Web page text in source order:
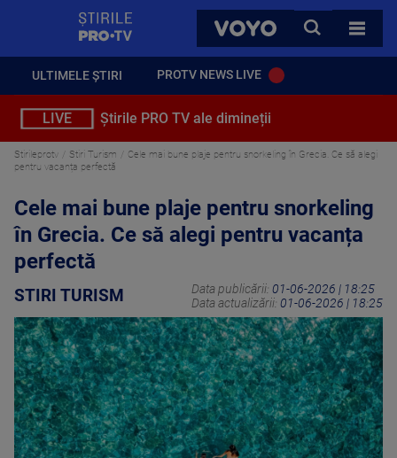
VOYO
CAUTA
TOATE
ULTIMELE ȘTIRI PROTV NEWS LIVE
LIVE Știrile PRO TV ale dimineții
Stirileprotv Stiri Turism
Cele mai bune plaje pentru snorkeling în Grecia. Ce să alegi
pentru vacanța perfectă
Cele mai bune plaje pentru snorkeling
în Grecia. Ce să alegi pentru vacanța
perfectă
STIRI TURISM Data publicării: 01-06-2026 | 18:25
Data actualizării: 01-06-2026 | 18:25